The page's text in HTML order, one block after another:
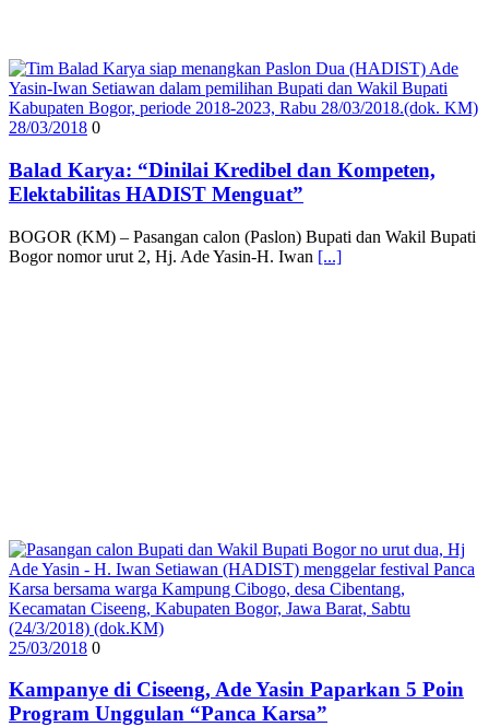
28/03/2018 0
Balad Karya: “Dinilai Kredibel dan Kompeten,
Elektabilitas HADIST Menguat”
BOGOR (KM) – Pasangan calon (Paslon) Bupati dan Wakil Bupati
Bogor nomor urut 2, Hj. Ade Yasin-H. Iwan [...]
25/03/2018 0
Kampanye di Ciseeng, Ade Yasin Paparkan 5 Poin
Program Unggulan “Panca Karsa”